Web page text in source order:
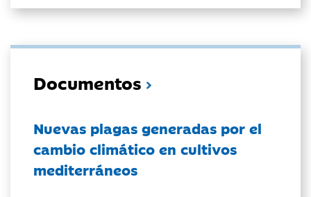
Documentos
Nuevas plagas generadas por el
cambio climático en cultivos
mediterráneos